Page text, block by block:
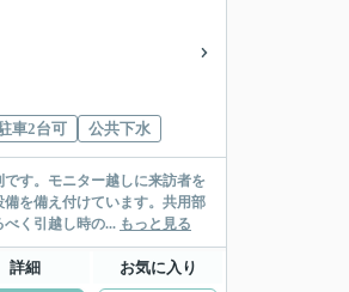
車2台可 公共下水
す。モニター越しに来訪者を
を備え付けています。共用部
く引越し時の... もっと見る
詳細
お気に入り